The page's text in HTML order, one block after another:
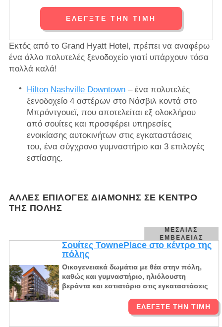
ΕΛΈΓΞΤΕ ΤΗΝ ΤΙΜΉ
Εκτός από το Grand Hyatt Hotel, πρέπει να αναφέρω
ένα άλλο πολυτελές ξενοδοχείο γιατί υπάρχουν τόσα
πολλά καλά!
Hilton Nashville Downtown– ένα πολυτελές
ξενοδοχείο 4 αστέρων στο Νάσβιλ κοντά στο
Μπρόντγουεϊ, που αποτελείται εξ ολοκλήρου
από σουίτες και προσφέρει υπηρεσίες
ενοικίασης αυτοκινήτων στις εγκαταστάσεις
του, ένα σύγχρονο γυμναστήριο και 3 επιλογές
εστίασης.
ΆΛΛΕΣ ΕΠΙΛΟΓΈΣ ΔΙΑΜΟΝΉΣ ΣΕ ΚΈΝΤΡΟ
ΤΗΣ ΠΌΛΗΣ
ΜΕΣΑΊΑΣ
ΕΜΒΈΛΕΙΑΣ
Σουίτες TownePlace στο κέντρο της
πόλης
Οικογενειακά δωμάτια με θέα στην πόλη,
καθώς και γυμναστήριο, ηλιόλουστη
βεράντα και εστιατόριο στις εγκαταστάσεις
ΕΛΈΓΞΤΕ ΤΗΝ ΤΙΜΉ